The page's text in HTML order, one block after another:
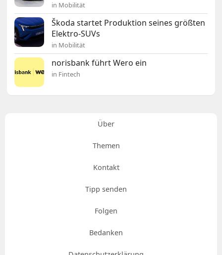
in Mobilität
Škoda startet Produktion seines größten
Elektro-SUVs
in Mobilität
norisbank führt Wero ein
in Fintech
Über
Themen
Kontakt
Tipp senden
Folgen
Bedanken